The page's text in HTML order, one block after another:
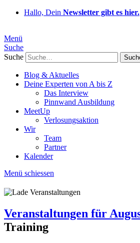
Hallo, Dein Newsletter gibt es hier.
Menü
Suche
Suche
Blog & Aktuelles
Deine Experten von A bis Z
Das Interview
Pinnwand Ausbildung
MeetUp
Verlosungsaktion
Wir
Team
Partner
Kalender
Menü schiessen
Veranstaltungen für
Training